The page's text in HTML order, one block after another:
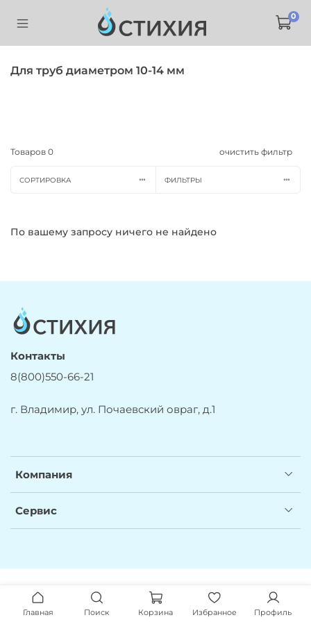
0
Для труб диаметром 10-14 мм
Товаров 0 очистить фильтр
СОРТИРОВКА ФИЛЬТРЫ
По вашему запросу ничего не найдено
Компания
Сервис
Контакты
8(800)550-66-21
г. Владимир, ул. Почаевский овраг, д.1
Главная Поиск Корзина Избранное Профиль